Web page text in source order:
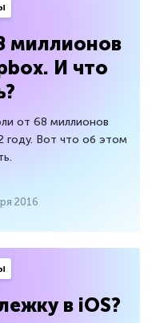
миллионов
И что
от 68 миллионов
году. Вот что об этом
2016
в iOS?